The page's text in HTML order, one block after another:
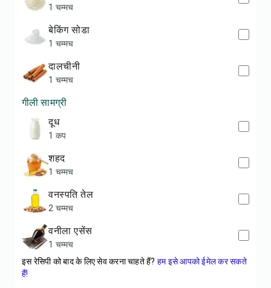
1 चम्मच
बेकिंग सोडा
1 चम्मच
दालचीनी
1 चम्मच
गीली सामग्री
दूध
1 कप
शहद
1 चम्मच
वनस्पति तेल
2 चम्मच
वनीला एसेंस
1 चम्मच
इस रेसिपी को बाद के लिए सेव करना चाहते हैं? हम इसे आपको ईमेल कर सकते
हैं!